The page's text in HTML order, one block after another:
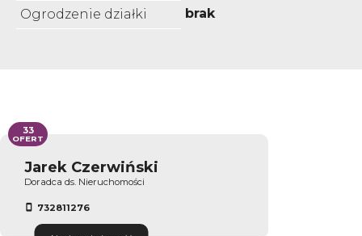
Ogrodzenie działki
brak
Jarek Czerwiński
Doradca ds. Nieruchomości
732811276
33
OFERT